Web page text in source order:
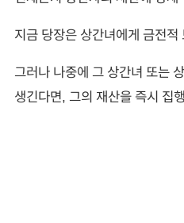
지금 당장은 상간녀에게 금전
그러나 나중에 그 상간녀 또는
생긴다면, 그의 재산을 즉시 집